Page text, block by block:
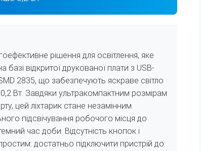
рішення для освітлення, яке
відкритої друкованої плати з USB-
2835, що забезпечують яскраве світло
Вт. Завдяки ультракомпактним розмірам
цей ліхтарик стане незамінним
підсвічування робочого місця до
час доби. Відсутність кнопок і
достатньо підключити пристрій до